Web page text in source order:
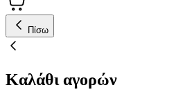
Πίσω
Καλάθι αγορών